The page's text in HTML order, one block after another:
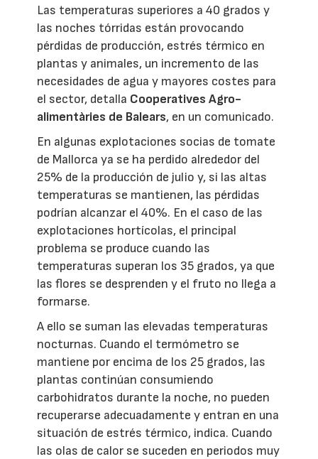
Las temperaturas superiores a 40 grados y
las noches tórridas están provocando
pérdidas de producción, estrés térmico en
plantas y animales, un incremento de las
necesidades de agua y mayores costes para
el sector, detalla Cooperatives Agro-
alimentàries de Balears, en un comunicado.
En algunas explotaciones socias de tomate
de Mallorca ya se ha perdido alrededor del
25% de la producción de julio y, si las altas
temperaturas se mantienen, las pérdidas
podrían alcanzar el 40%. En el caso de las
explotaciones hortícolas, el principal
problema se produce cuando las
temperaturas superan los 35 grados, ya que
las flores se desprenden y el fruto no llega a
formarse.
A ello se suman las elevadas temperaturas
nocturnas. Cuando el termómetro se
mantiene por encima de los 25 grados, las
plantas continúan consumiendo
carbohidratos durante la noche, no pueden
recuperarse adecuadamente y entran en una
situación de estrés térmico, indica. Cuando
las olas de calor se suceden en periodos muy